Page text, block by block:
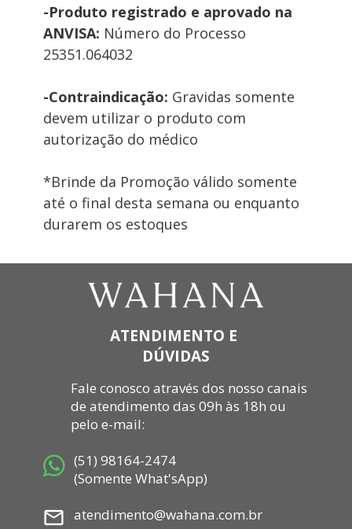
-Produto registrado e aprovado na
ANVISA: Número do Processo
25351.064032
-Contraindicação: Gravidas somente
devem utilizar o produto com
autorização do médico
*Brinde da Promoção válido somente
até o final desta semana ou enquanto
durarem os estoques
ATENDIMENTO E
DÚVIDAS
Fale conosco através dos nosso canais
de atendimento das 09h às 18h ou
pelo e-mail:
(51) 98164-2474
(Somente What'sApp)
atendimento@wahana.com.br